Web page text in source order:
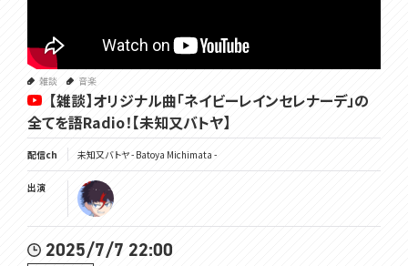
雑談 音楽
【雑談】オリジナル曲「ネイビーレインセレナーデ」の
全てを語Radio！【未知又バトヤ】
配信ch 未知又バトヤ - Batoya Michimata -
出演
2025/7/7 22:00